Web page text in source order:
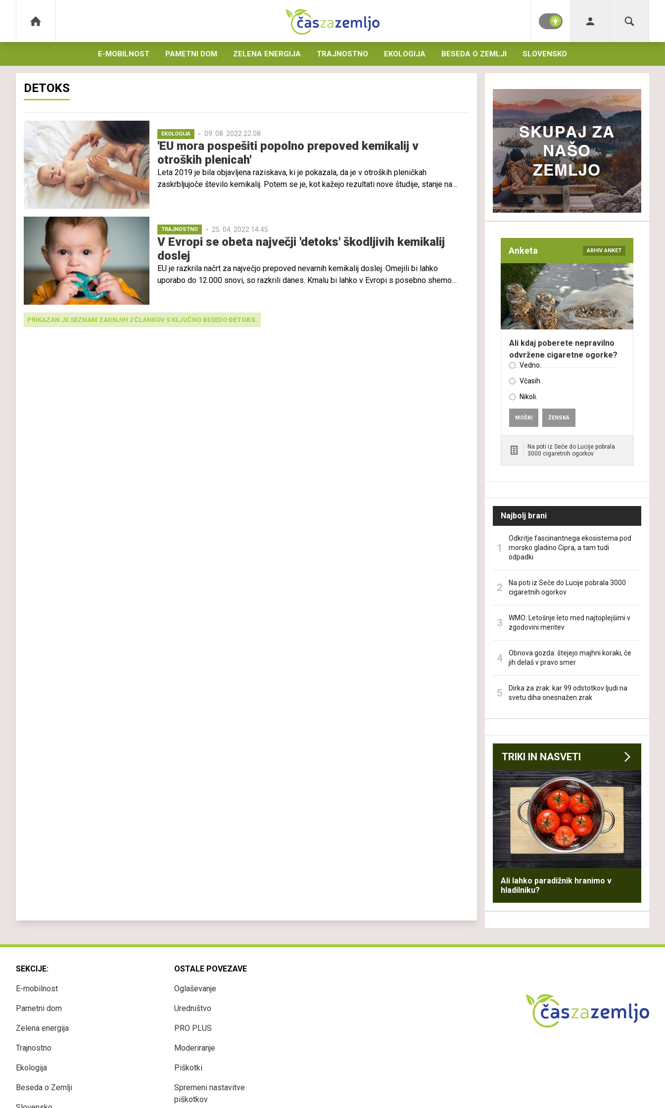
E-MOBILNOST PAMETNI DOM ZELENA ENERGIJA TRAJNOSTNO EKOLOGIJA BESEDA O ZEMLJI SLOVENSKO
DETOKS
EKOLOGIJA 09. 08. 2022 22.08
'EU mora pospešiti popolno prepoved kemikalij v
otroških plenicah'
Leta 2019 je bila objavljena raziskava, ki je pokazala, da je v otroških pleničkah
zaskrbljujoče število kemikalij. Potem se je, kot kažejo rezultati nove študije, stanje na
prepove uporabo kemikalij, ki predstavljajo tveganje v higienskih izdelkih.
TRAJNOSTNO 25. 04. 2022 14.45
V Evropi se obeta največji 'detoks' škodljivih kemikalij
doslej
EU je razkrila načrt za največjo prepoved nevarnih kemikalij doslej. Omejili bi lahko
uporabo do 12.000 snovi, so razkrili danes. Kmalu bi lahko v Evropi s posebno shemo
številni strokovnjaki ambicioznost EU podpirajo in pozdravljajo, v kozmetični industriji
svarijo, da bi takšna omejitev pomenila zmanjšanje raznolikosti izdelkov za potrošnike.
PRIKAZAN JE SEZNAM ZADNJIH 2 ČLANKOV S KLJUČNO BESEDO DETOKS.
Anketa ARHIV ANKET
Ali kdaj poberete nepravilno
odvržene cigaretne ogorke?
Vedno.
Včasih.
Nikoli.
MOŠKI ŽENSKA
Na poti iz Seče do Lucije pobrala
3000 cigaretnih ogorkov
Najbolj brani
Odkritje fascinantnega ekosistema pod
morsko gladino Cipra, a tam tudi
odpadki
Na poti iz Seče do Lucije pobrala 3000
cigaretnih ogorkov
WMO: Letošnje leto med najtoplejšimi v
zgodovini meritev
Obnova gozda: štejejo majhni koraki, če
jih delaš v pravo smer
Dirka za zrak: kar 99 odstotkov ljudi na
svetu diha onesnažen zrak
TRIKI IN NASVETI
Ali lahko paradižnik hranimo v
hladilniku?
SEKCIJE:
E-mobilnost
Pametni dom
Zelena energija
Trajnostno
Ekologija
Beseda o Zemlji
OSTALE POVEZAVE
Oglaševanje
Uredništvo
PRO PLUS
Moderiranje
Piškotki
Spremeni nastavitve
piškotkov